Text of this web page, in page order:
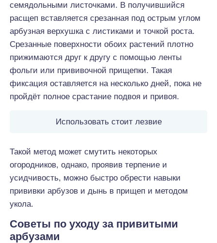
семядольными листочками. В получившийся
расщеп вставляется срезанная под острым углом
арбузная верхушка с листиками и точкой роста.
Срезанные поверхности обоих растений плотно
прижимаются друг к другу с помощью ленты
фольги или прививочной прищепки. Такая
фиксация оставляется на несколько дней, пока не
пройдёт полное срастание подвоя и привоя.
Использовать стоит лезвие
Такой метод может смутить некоторых
огородников, однако, проявив терпение и
усидчивость, можно быстро обрести навыки
прививки арбузов и дынь в прищеп и методом
укола.
Советы по уходу за привитыми
арбузами